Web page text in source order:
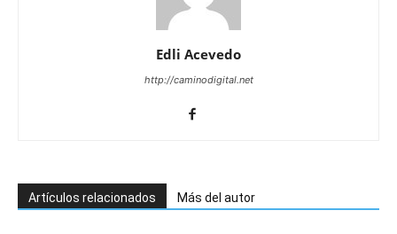
Edli Acevedo
http://caminodigital.net
Artículos relacionados Más del autor